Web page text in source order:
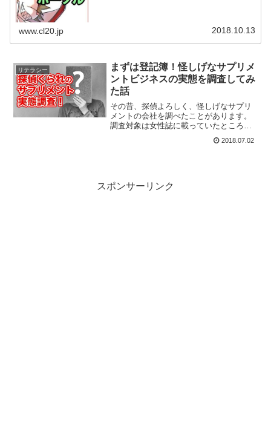
www.cl20.jp 2018.10.13
リテラシー
まずは登記簿！怪しげなサプリメ
ントビジネスの実態を調査してみ
た話
その昔、探偵よろしく、怪しげなサプリ
メントの会社を調べたことがあります。
調査対象は女性誌に載っていたところ
ていました。果たして実態はどうだった
2018.07.02
スポンサーリンク